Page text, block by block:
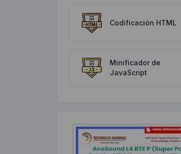
Codificación HTML
Minificador de
JavaScript